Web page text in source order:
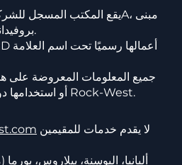
CT، بروفيدانس، ماهي، سيشل.
جميع المعلومات المعروضة على
أو استخدامها دون إذن كتابي صريح من Rock-West.
ألبانيا، البوسنة، بيلاروس، بورما